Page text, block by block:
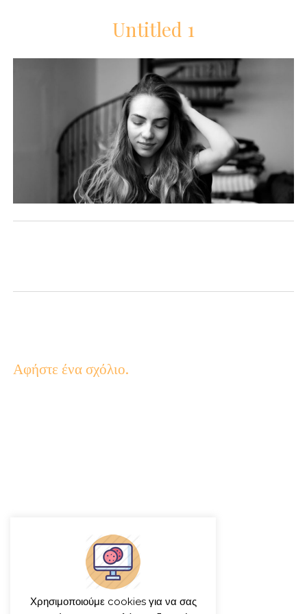
Untitled 1
Αφήστε ένα σχόλιο.
Χρησιμοποιούμε cookies για να σας